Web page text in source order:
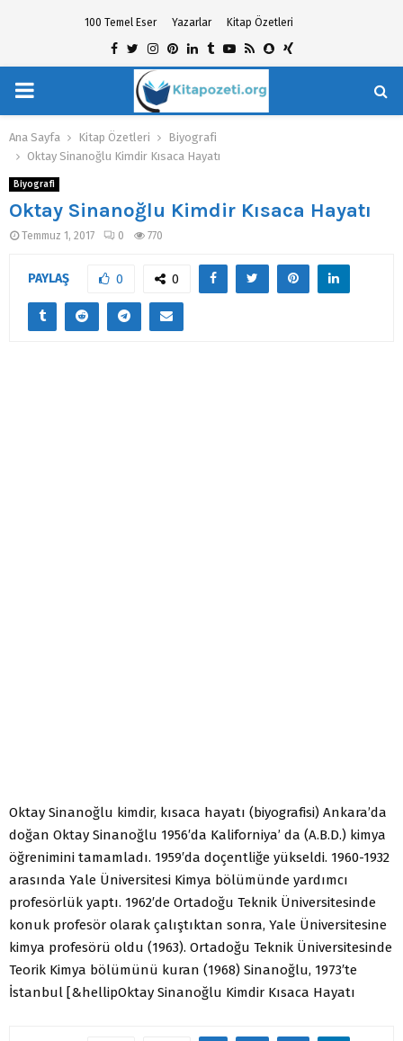
100 Temel Eser Yazarlar Kitap Özetleri
Facebook
TwitterInstagram
Pinterest
Linkedin
TumblrYoutube
RssSnapchat
Xing
PRIMARY
MENU
Ana Sayfa Kitap Özetleri
Biyografi
Oktay Sinanoğlu Kimdir Kısaca Hayatı
Biyografi
Oktay Sinanoğlu Kimdir Kısaca Hayatı
Temmuz 1, 2017 0 770
PAYLAŞ 0 0
Oktay Sinanoğlu kimdir, kısaca hayatı (biyografisi) Ankara’da
doğan Oktay Sinanoğlu 1956′da Kaliforniya’ da (A.B.D.) kimya
öğrenimini tamamladı. 1959′da doçentliğe yükseldi. 1960-1932
arasında Yale Üniversitesi Kimya bölümünde yardımcı
profesörlük yaptı. 1962′de Ortadoğu Teknik Üniversitesinde
konuk profesör olarak çalıştıktan sonra, Yale Üniversitesine
kimya profesörü oldu (1963). Ortadoğu Teknik Üniversitesinde
Teorik Kimya bölümünü kuran (1968) Sinanoğlu, 1973′te
İstanbul [&hellipOktay Sinanoğlu Kimdir Kısaca Hayatı